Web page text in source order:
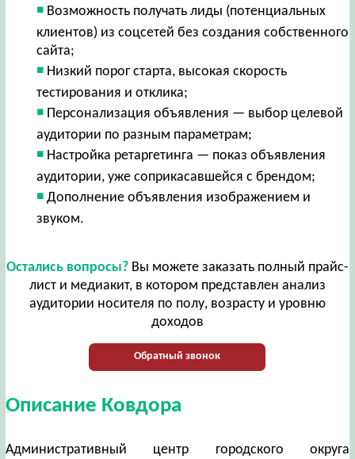
Возможность получать лиды (потенциальных
клиентов) из соцсетей без создания собственного
сайта;
Низкий порог старта, высокая скорость
тестирования и отклика;
Персонализация объявления — выбор целевой
аудитории по разным параметрам;
Настройка ретаргетинга — показ объявления
аудитории, уже соприкасавшейся с брендом;
Дополнение объявления изображением и
звуком.
Остались вопросы?Вы можете заказать полный прайс-
лист и медиакит, в котором представлен анализ
аудитории носителя по полу, возрасту и уровню
доходов
Обратный звонок
Описание Ковдора
Административный центр городского округа